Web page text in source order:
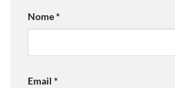
Nome*
Email *